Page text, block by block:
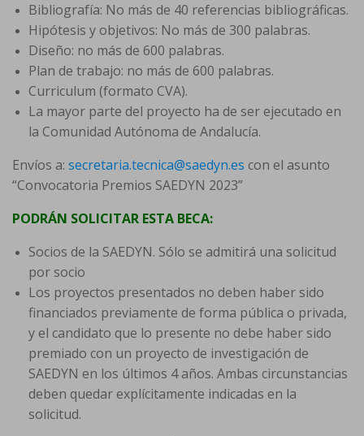
Bibliografía: No más de 40 referencias bibliográficas.
Hipótesis y objetivos: No más de 300 palabras.
Diseño: no más de 600 palabras.
Plan de trabajo: no más de 600 palabras.
Curriculum (formato CVA).
La mayor parte del proyecto ha de ser ejecutado en
la Comunidad Autónoma de Andalucía.
Envíos a: secretaria.tecnica@saedyn.es con el asunto
“Convocatoria Premios SAEDYN 2023”
PODRÁN SOLICITAR ESTA BECA:
Socios de la SAEDYN. Sólo se admitirá una solicitud
por socio
Los proyectos presentados no deben haber sido
financiados previamente de forma pública o privada,
y el candidato que lo presente no debe haber sido
premiado con un proyecto de investigación de
SAEDYN en los últimos 4 años. Ambas circunstancias
deben quedar explícitamente indicadas en la
solicitud.